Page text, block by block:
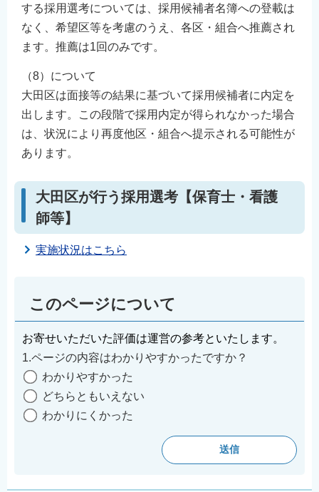
する採用選考については、採用候補者名簿への登載は
なく、希望区等を考慮のうえ、各区・組合へ推薦され
ます。推薦は1回のみです。
（8）について
大田区は面接等の結果に基づいて採用候補者に内定を
出します。この段階で採用内定が得られなかった場合
は、状況により再度他区・組合へ提示される可能性が
あります。
大田区が行う採用選考【保育士・看護
師等】
実施状況はこちら
このページについて
お寄せいただいた評価は運営の参考といたします。
1.ページの内容はわかりやすかったですか？
わかりやすかった
どちらともいえない
わかりにくかった